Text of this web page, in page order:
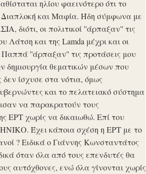
ηλίου φαεινότερο ότι το
Διαπλοκή και Μαφία. Ήδη σύμφωνα με
διότι, οι πολιτικοί ''άρπαξαν'' τις
Λάτση και της Lamda μέχρι και οι
''άρπαξαν'' τις προτάσεις μου
δημιουργία θεματικών μέσων που
ίσχυσε στα νότια, όμως
και το πελατειακό σύστημα
να παρακρατούν τους
ΕΡΤ χωρίς να δικαιωθώ. Επί του
Έχει κάποια σχέση η ΕΡΤ με το
? Ειδικά ο Γιάννης Κωνσταντάτος
όταν όλα από τους επενδυτές θα
αυτόχθονες, ενώ όλα γίνονται χωρίς